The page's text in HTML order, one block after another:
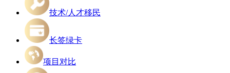
技术/人才移民
长签绿卡
项目对比